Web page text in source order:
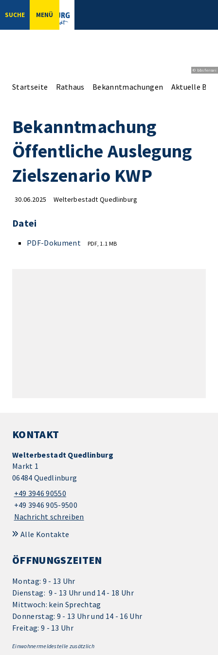
SUCHE MENÜ
© bbsferrari
Startseite Rathaus Bekanntmachungen Aktuelle
Bekanntmachung
Öffentliche Auslegung
Zielszenario KWP
30.06.2025 Welterbestadt Quedlinburg
Datei
PDF-Dokument PDF, 1.1 MB
KONTAKT
Welterbestadt Quedlinburg
Markt 1
06484 Quedlinburg
+49 3946 90550
+49 3946 905-9500
Nachricht schreiben
Alle Kontakte
ÖFFNUNGSZEITEN
Montag: 9 - 13 Uhr
Dienstag: 9 - 13 Uhr und 14 - 18 Uhr
Mittwoch: kein Sprechtag
Donnerstag: 9 - 13 Uhr und 14 - 16 Uhr
Freitag: 9 - 13 Uhr
Einwohnermeldestelle zusätzlich